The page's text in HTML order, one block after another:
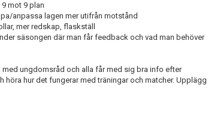
mot 9 plan
anpassa lagen mer utifrån motstånd
mer redskap, flaskställ
säsongen där man får feedback och vad man behöver
ungdomsråd och alla får med sig bra info efter
höra hur det fungerar med träningar och matcher. Upplägg